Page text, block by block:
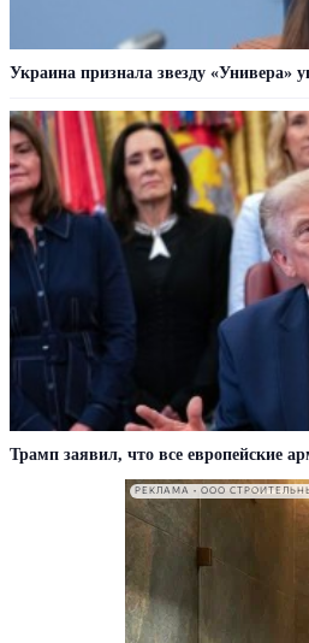
Украина признала звезду «Универа»
Трамп заявил, что все европейские